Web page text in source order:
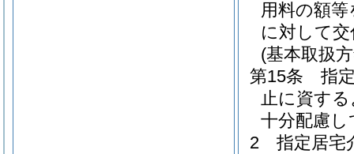
用料の額
に対して
(基本取扱
第15条
指
止に資す
十分配慮
2
指定居宅